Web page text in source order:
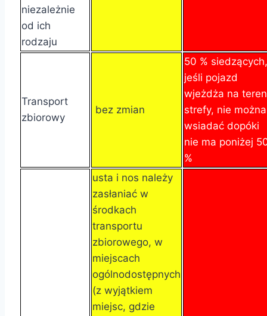
niezależnie
od ich
rodzaju
Transport
zbiorowy
bez zmian
50 % siedzących,
jeśli pojazd
wjeżdża na teren
strefy, nie można
wsiadać dopóki
nie ma poniżej
%
usta i nos należy
zasłaniać w
środkach
transportu
zbiorowego, w
miejscach
ogólnodostępnych
(z wyjątkiem
miejsc, gdzie